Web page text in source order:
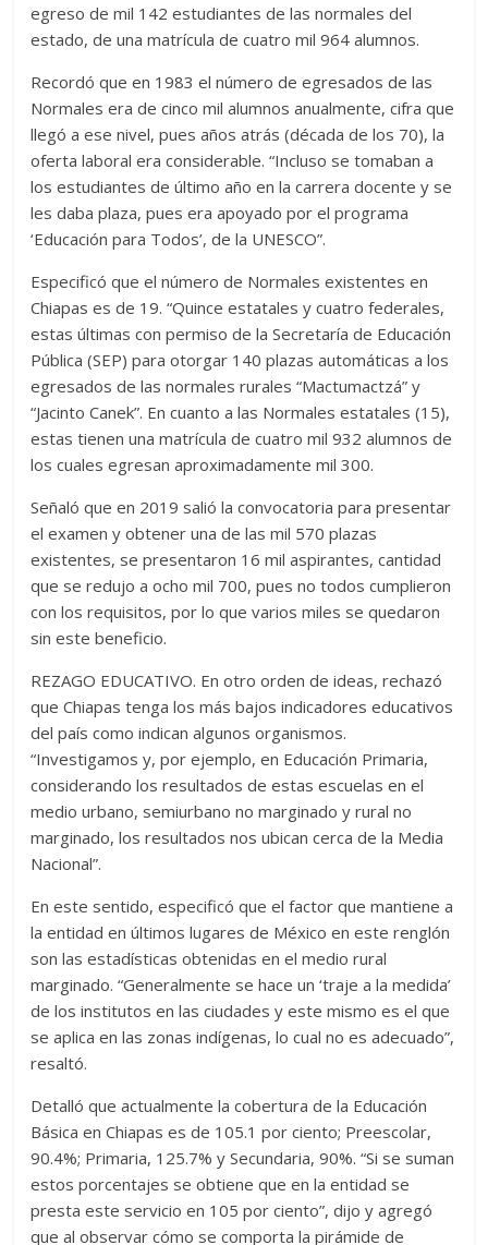
egreso de mil 142 estudiantes de las normales del
estado, de una matrícula de cuatro mil 964 alumnos.
Recordó que en 1983 el número de egresados de las
Normales era de cinco mil alumnos anualmente, cifra que
llegó a ese nivel, pues años atrás (década de los 70), la
oferta laboral era considerable. “Incluso se tomaban a
los estudiantes de último año en la carrera docente y se
les daba plaza, pues era apoyado por el programa
‘Educación para Todos’, de la UNESCO”.
Especificó que el número de Normales existentes en
Chiapas es de 19. “Quince estatales y cuatro federales,
estas últimas con permiso de la Secretaría de Educación
Pública (SEP) para otorgar 140 plazas automáticas a los
egresados de las normales rurales “Mactumactzá” y
“Jacinto Canek”. En cuanto a las Normales estatales (15),
estas tienen una matrícula de cuatro mil 932 alumnos de
los cuales egresan aproximadamente mil 300.
Señaló que en 2019 salió la convocatoria para presentar
el examen y obtener una de las mil 570 plazas
existentes, se presentaron 16 mil aspirantes, cantidad
que se redujo a ocho mil 700, pues no todos cumplieron
con los requisitos, por lo que varios miles se quedaron
sin este beneficio.
REZAGO EDUCATIVO. En otro orden de ideas, rechazó
que Chiapas tenga los más bajos indicadores educativos
del país como indican algunos organismos.
“Investigamos y, por ejemplo, en Educación Primaria,
considerando los resultados de estas escuelas en el
medio urbano, semiurbano no marginado y rural no
marginado, los resultados nos ubican cerca de la Media
Nacional”.
En este sentido, especificó que el factor que mantiene a
la entidad en últimos lugares de México en este renglón
son las estadísticas obtenidas en el medio rural
marginado. “Generalmente se hace un ‘traje a la medida’
de los institutos en las ciudades y este mismo es el que
se aplica en las zonas indígenas, lo cual no es adecuado”,
resaltó.
Detalló que actualmente la cobertura de la Educación
Básica en Chiapas es de 105.1 por ciento; Preescolar,
90.4%; Primaria, 125.7% y Secundaria, 90%. “Si se suman
estos porcentajes se obtiene que en la entidad se
presta este servicio en 105 por ciento”, dijo y agregó
que al observar cómo se comporta la pirámide de